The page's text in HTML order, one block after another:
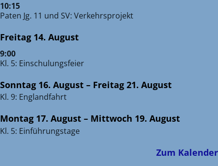
10:15
Paten Jg. 11 und SV: Verkehrsprojekt
Freitag 14. August
9:00
Kl. 5: Einschulungsfeier
Sonntag 16. August – Freitag 21. August
Kl. 9: Englandfahrt
Montag 17. August – Mittwoch 19. August
Kl. 5: Einführungstage
Zum Kalender